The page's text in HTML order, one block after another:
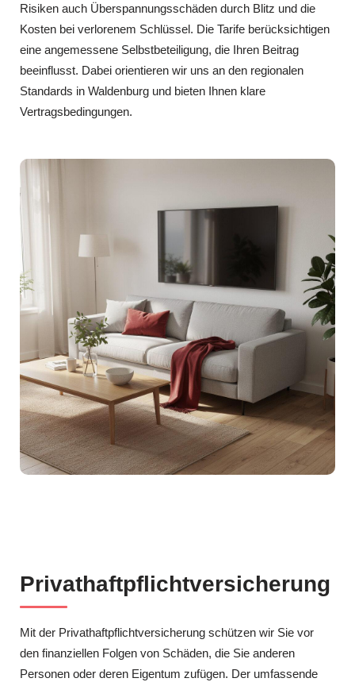
Risiken auch Überspannungsschäden durch Blitz und die
Kosten bei verlorenem Schlüssel. Die Tarife berücksichtigen
eine angemessene Selbstbeteiligung, die Ihren Beitrag
beeinflusst. Dabei orientieren wir uns an den regionalen
Standards in Waldenburg und bieten Ihnen klare
Vertragsbedingungen.
Privathaftpflichtversicherung
Mit der Privathaftpflichtversicherung schützen wir Sie vor
den finanziellen Folgen von Schäden, die Sie anderen
Personen oder deren Eigentum zufügen. Der umfassende